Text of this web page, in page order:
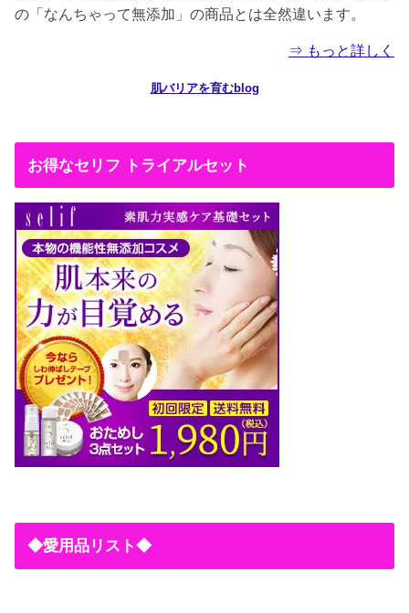
の「なんちゃって無添加」の商品とは全然違います。
⇒ もっと詳しく
肌バリアを育むblog
お得なセリフ トライアルセット
◆愛用品リスト◆